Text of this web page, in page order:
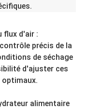
flux d'air :
précis de la
de séchage
d'ajuster ces
alimentaire